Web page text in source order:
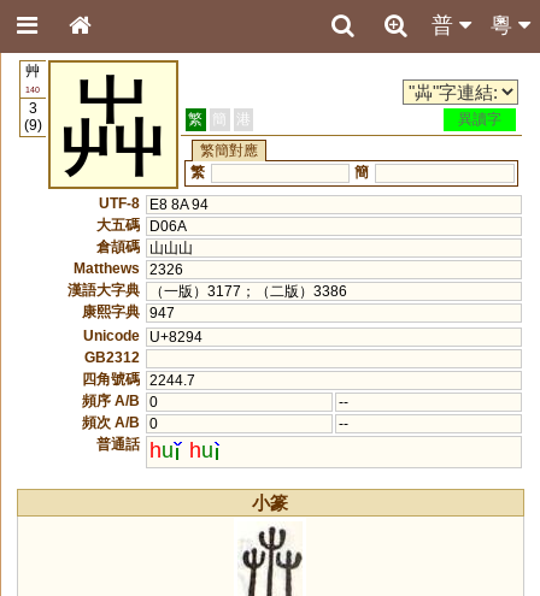
粵
普
艸
140
3
(9)
芔 繁 簡 港
異讀字
繁簡對應
繁
簡
UTF-8
E8 8A 94
大五碼
D06A
倉頡碼
山山山
Matthews
2326
漢語大字典
（一版）3177；（二版）3386
康熙字典 947
Unicode
U+8294
GB2312
四角號碼 2244.7
頻序 A/B
0
--
頻次 A/B
0
--
普通話
hu hu
小篆